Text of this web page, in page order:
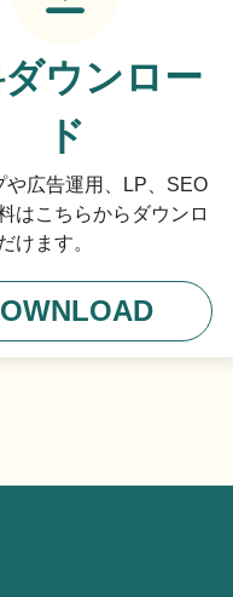
ウンロー
ド
や広告運用、LP、SEO
はこちらからダウンロ
けます。